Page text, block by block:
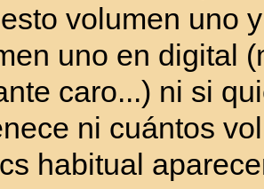
volumen uno
uno en digital
caro...) ni si
ni cuántos
habitual